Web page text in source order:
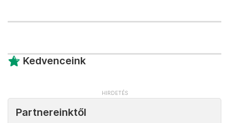
Kedvenceink
Partnereinktől